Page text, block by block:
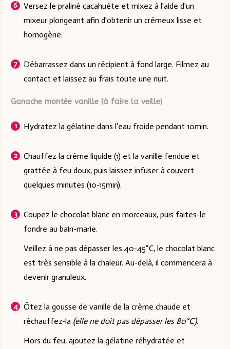
Versez le praliné cacahuète et mixez à l'aide d'un
mixeur plongeant afin d'obtenir un crémeux lisse et
homogène.
Débarrassez dans un récipient à fond large. Filmez au
contact et laissez au frais toute une nuit.
Ganache montée vanille (à faire la veille)
Hydratez la gélatine dans l'eau froide pendant 10min.
Chauffez la crème liquide (1) et la vanille fendue et
grattée à feu doux, puis laissez infuser à couvert
quelques minutes (10-15min).
Coupez le chocolat blanc en morceaux, puis faites-le
fondre au bain-marie.
Veillez à ne pas dépasser les 40-45°C, le chocolat blanc
est très sensible à la chaleur. Au-delà, il commencera à
devenir granuleux.
Ôtez la gousse de vanille de la crème chaude et
réchauffez-la (elle ne doit pas dépasser les 80°C).
Hors du feu, ajoutez la gélatine réhydratée et